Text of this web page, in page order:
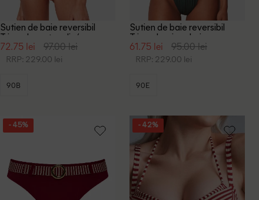
Sutien de baie reversibil
Triumph, portocaliu/maro
72.75 lei 97.00 lei
RRP: 229.00 lei
90B
Sutien de baie reversibil
Triumph, mix culori
61.75 lei 95.00 lei
RRP: 229.00 lei
90E
- 45% - 42%